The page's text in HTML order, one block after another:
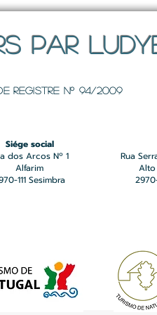
PAR
registre Nº 94/2009
Siége social
dos Arcos Nº 1
Alfarim
111 Sesimbra
Rua
Alto